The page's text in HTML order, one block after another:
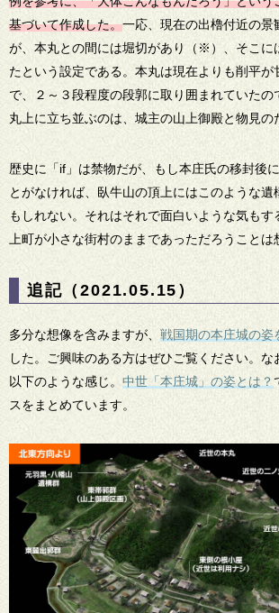
基づいて作成した。一応、現在の出櫓付近の景
が、本丸との間には堀切があり（※）、そこに
たという設定である。本丸は現在よりも削平が
で、２～３段程度の段郭に取り囲まれていたの
丸上に立ち並ぶのは、城主の山上御殿と物見の
歴史に「if」は禁物だが、もし本庄氏の移封後
とがなければ、臥牛山の頂上にはこのような遺
もしれない。それはそれで面白いような気もす
上町が小さな街村のままであっただろうことは
追記（2021.05.15）
多分な想像を含みますが、 戦国期の本庄城の姿
した。ご興味のある方はぜひご覧ください。な
以下のような感じ。 中世「本庄城」の姿とは？
スをまとめています。